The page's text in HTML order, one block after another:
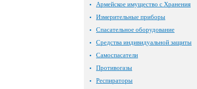
Армейское имущество с Хранения
Измерительные приборы
Спасательное оборудование
Средства индивидуальной защиты
Самоспасатели
Противогазы
Респираторы